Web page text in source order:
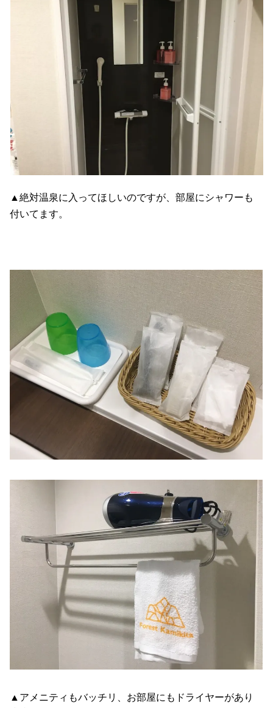
▲絶対温泉に入ってほしいのですが、部屋にシャワーも
付いてます。
▲アメニティもバッチリ、お部屋にもドライヤーがあり